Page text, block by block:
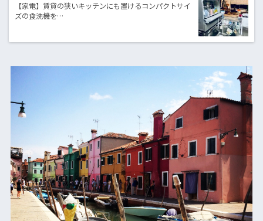
【家電】賃貸の狭いキッチンにも置けるコンパクトサイ
ズの食洗機を…